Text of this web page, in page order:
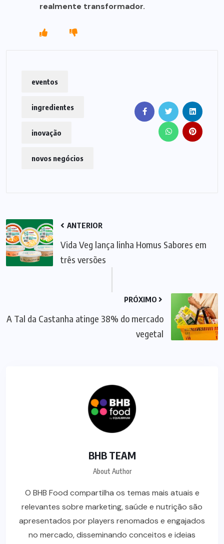
realmente transformador.
eventos
ingredientes
inovação
novos negócios
ANTERIOR
Vida Veg lança linha Homus Sabores em
três versões
PRÓXIMO
A Tal da Castanha atinge 38% do mercado
vegetal
BHB TEAM
About Author
O BHB Food compartilha os temas mais atuais e
relevantes sobre marketing, saúde e nutrição são
apresentados por players renomados e engajados
no mercado, disseminando conceitos e ideias